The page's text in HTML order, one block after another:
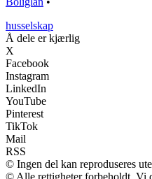
husselskap
Å dele er kjærlig
X
Facebook
Instagram
LinkedIn
YouTube
Pinterest
TikTok
Mail
RSS
© Ingen del kan reproduseres